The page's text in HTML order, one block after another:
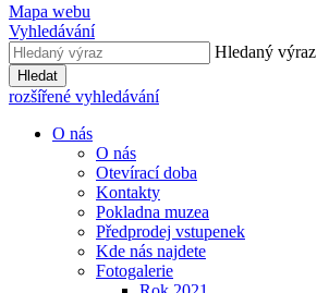
Mapa webu
Vyhledávání
Hledaný výraz
Hledat
rozšířené vyhledávání
O nás
O nás
Otevírací doba
Kontakty
Pokladna muzea
Předprodej vstupenek
Kde nás najdete
Fotogalerie